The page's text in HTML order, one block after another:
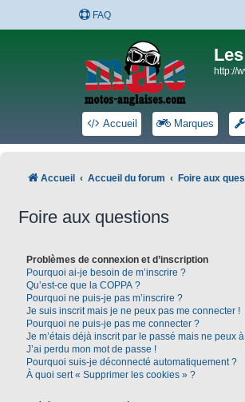
FAQ
http://
Accueil Marques
Accueil Accueil du forum Foire aux
Foire aux questions
Problèmes de connexion et d’inscription
Pourquoi ai-je besoin de m’inscrire ?
Qu’est-ce que la COPPA ?
Pourquoi ne puis-je pas m’inscrire ?
Je suis inscrit mais je ne peux pas me connecter !
Pourquoi ne puis-je pas me connecter ?
Je m’étais déjà inscrit par le passé mais ne peux
J’ai perdu mon mot de passe !
Pourquoi suis-je déconnecté automatiquement ?
À quoi sert « Supprimer les cookies » ?